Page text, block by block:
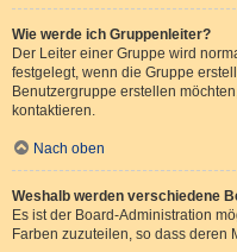
Wie werde ich Gruppenleiter?
Der Leiter einer Gruppe wird
festgelegt, wenn die Gruppe
Benutzergruppe erstellen
kontaktieren.
Nach oben
Weshalb werden verschiedene
Es ist der Board-Administration
Farben zuzuteilen, so dass deren